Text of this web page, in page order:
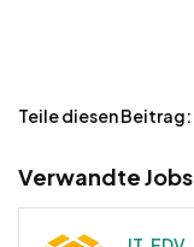
Teile diesen Beitrag:
Verwandte Jobs